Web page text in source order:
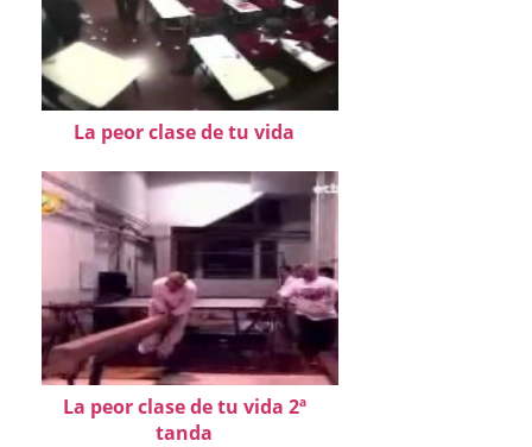
La peor clase de tu vida
La peor clase de tu vida 2ª
tanda